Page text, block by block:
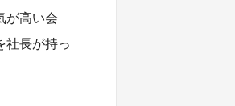
が高い会
社長が持っ